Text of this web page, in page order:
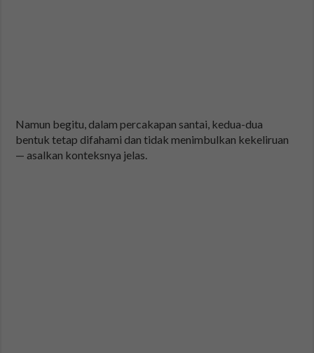
Namun begitu, dalam percakapan santai, kedua-dua
bentuk tetap difahami dan tidak menimbulkan kekeliruan
— asalkan konteksnya jelas.